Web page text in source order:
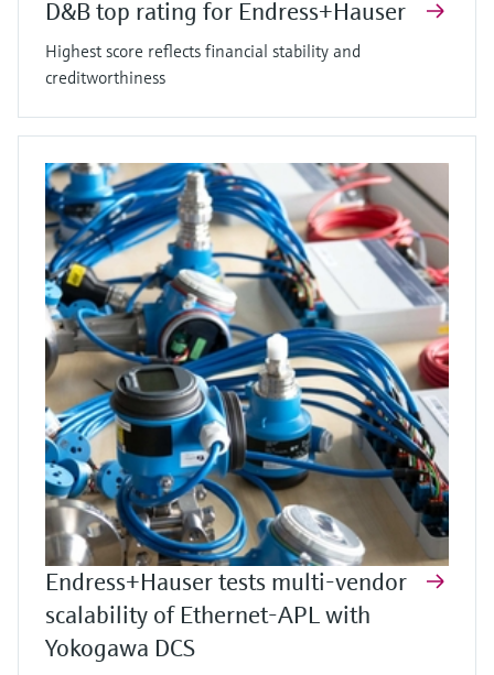
D&B top rating for Endress+Hauser
Highest score reflects financial stability and
creditworthiness
Endress+Hauser tests multi-vendor
scalability of Ethernet-APL with
Yokogawa DCS